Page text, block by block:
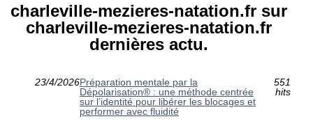
charleville-mezieres-natation.fr sur
charleville-mezieres-natation.fr
dernières actu.
23/4/2026Préparation mentale par la
Dépolarisation® : une méthode centrée
sur l’identité pour libérer les blocages et
performer avec fluidité
551
hits